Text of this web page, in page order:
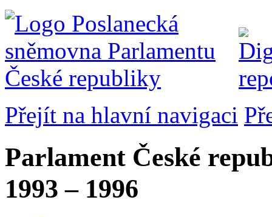
Přejít na hlavní navigaci
Parlament České
1993 – 1996